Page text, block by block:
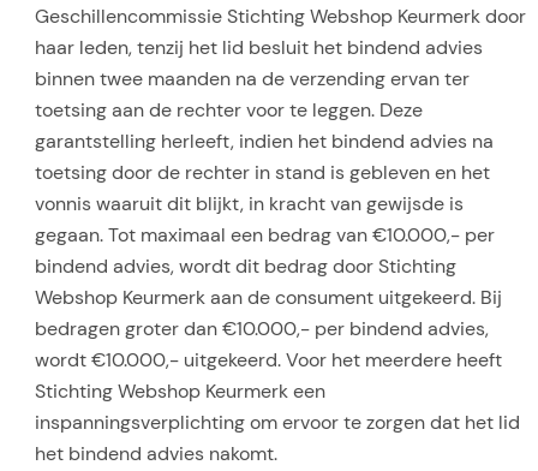
Geschillencommissie Stichting Webshop Keurmerk door
haar leden, tenzij het lid besluit het bindend advies
binnen twee maanden na de verzending ervan ter
toetsing aan de rechter voor te leggen. Deze
garantstelling herleeft, indien het bindend advies na
toetsing door de rechter in stand is gebleven en het
vonnis waaruit dit blijkt, in kracht van gewijsde is
gegaan. Tot maximaal een bedrag van €10.000,- per
bindend advies, wordt dit bedrag door Stichting
Webshop Keurmerk aan de consument uitgekeerd. Bij
bedragen groter dan €10.000,- per bindend advies,
wordt €10.000,- uitgekeerd. Voor het meerdere heeft
Stichting Webshop Keurmerk een
inspanningsverplichting om ervoor te zorgen dat het lid
het bindend advies nakomt.